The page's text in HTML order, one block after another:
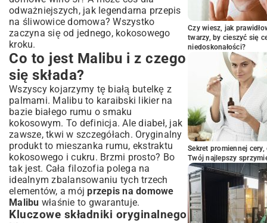
odważniejszych, jak legendarna przepis
na śliwowice domowa? Wszystko
zaczyna się od jednego, kokosowego
kroku.
Co to jest Malibu i z czego
się składa?
Wszyscy kojarzymy tę białą butelkę z
palmami. Malibu to karaibski likier na
bazie białego rumu o smaku
kokosowym. To definicja. Ale diabeł, jak
zawsze, tkwi w szczegółach. Oryginalny
produkt to mieszanka rumu, ekstraktu
kokosowego i cukru. Brzmi prosto? Bo
tak jest. Cała filozofia polega na
idealnym zbalansowaniu tych trzech
elementów, a mójprzepis na domowe
Malibu właśnie to gwarantuje.
Kluczowe składniki oryginalnego
Czy wiesz, jak
twarzy, by cieszyć się
niedoskonałości?
Sekret promiennej
Twój najlepszy